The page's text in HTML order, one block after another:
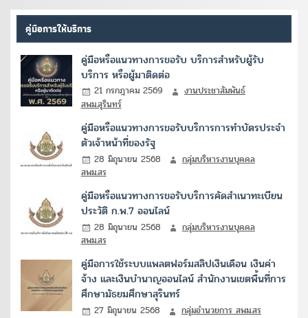
คู่มือการให้บริการ
คู่มือหรือแนวทางการขอรับ บริการสำหรับผู้รับ
บริการ หรือผู้มาติดต่อ
21 กรกฎาคม 2569
งานประชาสัมพันธ์
สพม.สุรินทร์
คู่มือหรือแนวทางการขอรับบริการการทำบัตรประจำ
ตัวเจ้าหน้าที่ของรัฐ
28 มิถุนายน 2568
กลุ่มบริหารงานบุคคล
สพม.สร
คู่มือหรือแนวทางการขอรับบริการคัดสำเนาทะเบียน
ประวัติ ก.พ.7 ออนไลน์
28 มิถุนายน 2568
กลุ่มบริหารงานบุคคล
สพม.สร
คู่มือการใช้ระบบแพลตฟอร์มสลิปเงินเดือน เงินค่า
จ้าง และเงินบำนาญออนไลน์ สำนักงานเขตพื้นที่การ
ศึกษามัธยมศึกษาสุรินทร์
27 มิถุนายน 2568 กลุ่มอำนวยการ สพม.สร